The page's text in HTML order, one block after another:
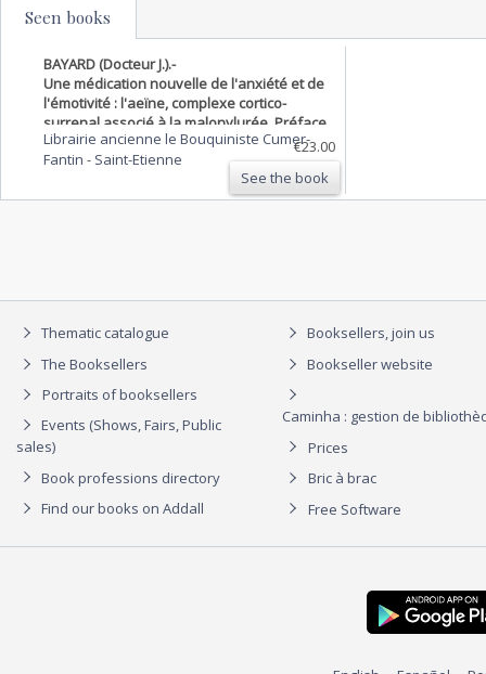
Seen books
BAYARD (Docteur J.).-
Une médication nouvelle de l'anxiété et de
l'émotivité : l'aeïne, complexe cortico-
surrenal associé à la malonylurée. Préface
du Pr Laignel-Lavastine. 3ème édition.
Librairie ancienne le Bouquiniste Cumer-
Fantin - Saint-Etienne
€23.00
See the book
Thematic catalogue
The Booksellers
Portraits of booksellers
Events (Shows, Fairs, Public
sales)
Book professions directory
Find our books on Addall
Booksellers, join us
Bookseller website
Caminha : gestion de
Prices
Bric à brac
Free Software